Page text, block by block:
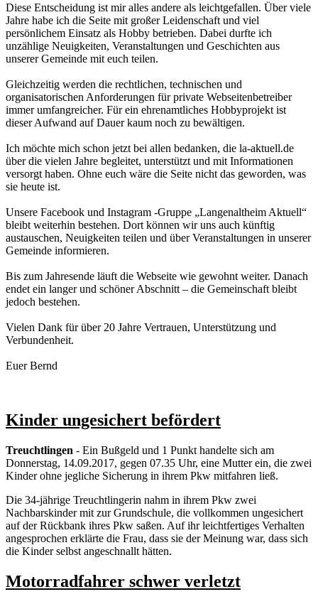
Diese Entscheidung ist mir alles andere als leichtgefallen. Über viele
Jahre habe ich die Seite mit großer Leidenschaft und viel
persönlichem Einsatz als Hobby betrieben. Dabei durfte ich
unzählige Neuigkeiten, Veranstaltungen und Geschichten aus
unserer Gemeinde mit euch teilen.
Gleichzeitig werden die rechtlichen, technischen und
organisatorischen Anforderungen für private Webseitenbetreiber
immer umfangreicher. Für ein ehrenamtliches Hobbyprojekt ist
dieser Aufwand auf Dauer kaum noch zu bewältigen.
Ich möchte mich schon jetzt bei allen bedanken, die la-aktuell.de
über die vielen Jahre begleitet, unterstützt und mit Informationen
versorgt haben. Ohne euch wäre die Seite nicht das geworden, was
sie heute ist.
Unsere Facebook und Instagram -Gruppe „Langenaltheim Aktuell“
bleibt weiterhin bestehen. Dort können wir uns auch künftig
austauschen, Neuigkeiten teilen und über Veranstaltungen in unserer
Gemeinde informieren.
Bis zum Jahresende läuft die Webseite wie gewohnt weiter. Danach
endet ein langer und schöner Abschnitt – die Gemeinschaft bleibt
jedoch bestehen.
Vielen Dank für über 20 Jahre Vertrauen, Unterstützung und
Verbundenheit.
Euer Bernd
Kinder ungesichert befördert
Treuchtlingen - Ein Bußgeld und 1 Punkt handelte sich am
Donnerstag, 14.09.2017, gegen 07.35 Uhr, eine Mutter ein, die zwei
Kinder ohne jegliche Sicherung in ihrem Pkw mitfahren ließ.
Die 34-jährige Treuchtlingerin nahm in ihrem Pkw zwei
Nachbarskinder mit zur Grundschule, die vollkommen ungesichert
auf der Rückbank ihres Pkw saßen. Auf ihr leichtfertiges Verhalten
angesprochen erklärte die Frau, dass sie der Meinung war, dass sich
die Kinder selbst angeschnallt hätten.
Motorradfahrer schwer verletzt